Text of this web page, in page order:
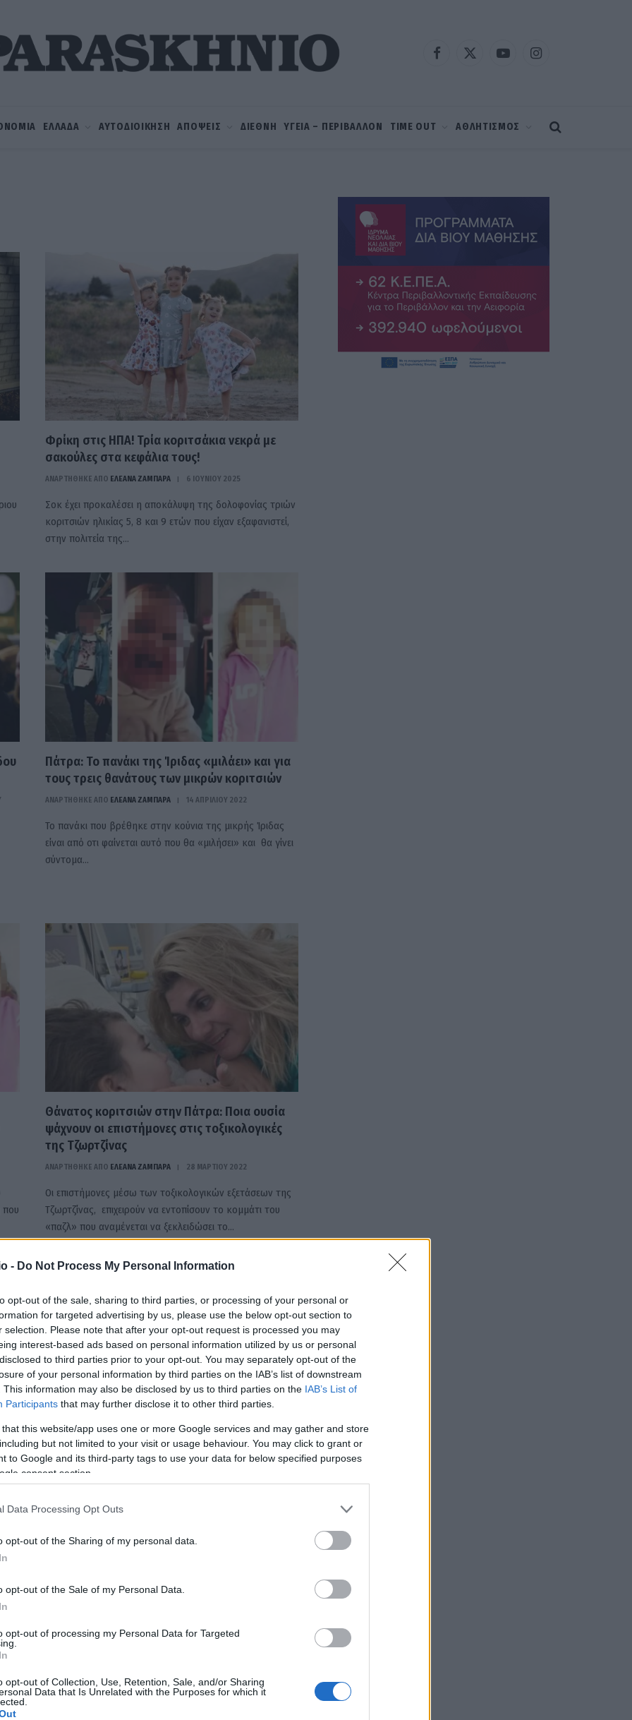
- Do Not Process My Personal Information
opt-out of the sale, sharing to third parties, or processing of your personal or
for targeted advertising by us, please use the below opt-out section to
selection. Please note that after your opt-out request is processed you may
interest-based ads based on personal information utilized by us or personal
to third parties prior to your opt-out. You may separately opt-out of the
of your personal information by third parties on the IAB’s list of downstream
This information may also be disclosed by us to third parties on the IAB’s List of
Participants that may further disclose it to other third parties.
that this website/app uses one or more Google services and may gather and store
but not limited to your visit or usage behaviour. You may click to grant or
to Google and its third-party tags to use your data for below specified purposes
consent section.
Data Processing Opt Outs
opt-out of the Sharing of my personal data.
opt-out of the Sale of my Personal Data.
opt-out of processing my Personal Data for Targeted
opt-out of Collection, Use, Retention, Sale, and/or Sharing
Data that Is Unrelated with the Purposes for which it
Facebook
X
YouTubeInstagram
ΕΛΛΑΔΑ ΑΥΤΟΔΙΟΙΚΗΣΗ ΑΠΟΨΕΙΣ ΔΙΕΘΝΗ ΥΓΕΙΑ – ΠΕΡΙΒΑΛΛΟΝ TIME OUT ΑΘΛΗΤΙΣΜΟΣ
Φρίκη στις ΗΠΑ! Τρία κοριτσάκια νεκρά με
σακούλες στα κεφάλια τους!
ΑΝΑΡΤΗΘΗΚΕ ΑΠΟ ΕΛΕΑΝΑ ΖΑΜΠΑΡΑ 6 ΙΟΥΝΊΟΥ 2025
Σοκ έχει προκαλέσει η αποκάλυψη της δολοφονίας τριών
κοριτσιών ηλικίας 5, 8 και 9 ετών που είχαν εξαφανιστεί,
στην πολιτεία της…
Πάτρα: To πανάκι της Ίριδας «μιλάει» και για
τους τρεις θανάτους των μικρών κοριτσιών
ΑΝΑΡΤΗΘΗΚΕ ΑΠΟ ΕΛΕΑΝΑ ΖΑΜΠΑΡΑ 14 ΑΠΡΙΛΊΟΥ 2022
Το πανάκι που βρέθηκε στην κούνια της μικρής Ίριδας
είναι από οτι φαίνεται αυτό που θα «μιλήσει» και θα γίνει
σύντομα…
που
Θάνατος κοριτσιών στην Πάτρα: Ποια ουσία
ψάχνουν οι επιστήμονες στις τοξικολογικές
της Τζωρτζίνας
ΑΝΑΡΤΗΘΗΚΕ ΑΠΟ ΕΛΕΑΝΑ ΖΑΜΠΑΡΑ 28 ΜΑΡΤΊΟΥ 2022
Οι επιστήμονες μέσω των τοξικολογικών εξετάσεων της
Τζωρτζίνας, επιχειρούν να εντοπίσουν το κομμάτι του
«παζλ» που αναμένεται να ξεκλειδώσει το…
Ραγδαίες εξελίξεις στην υπόθεση θανάτου των
κοριτσιών στην Πάτρα – Τι έδειξε η
ιατροδικαστική εξέταση για τη Τζωρτζίνα
ΑΝΑΡΤΗΘΗΚΕ ΑΠΟ ΕΛΕΑΝΑ ΖΑΜΠΑΡΑ
τριών παιδιών στην Πάτρα από την ίδια οικογένεια σε